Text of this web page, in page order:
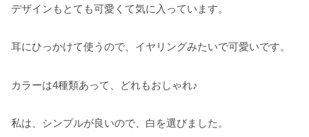
デザインもとても可愛くて気に入っています。
耳にひっかけて使うので、イヤリングみたいで可愛いです。
カラーは4種類あって、どれもおしゃれ♪
私は、シンプルが良いので、白を選びました。